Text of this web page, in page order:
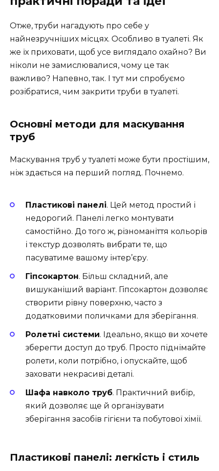
Отже, труби нагадують про себе у
найнезручніших місцях. Особливо в туалеті. Як
же їх приховати, щоб усе виглядало охайно? Ви
ніколи не замислювалися, чому це так
важливо? Напевно, так. І тут ми спробуємо
розібратися, чим закрити труби в туалеті.
Основні методи для маскування
труб
Маскування труб у туалеті може бути простішим,
ніж здається на перший погляд. Почнемо.
Пластикові панелі. Цей метод простий і
недорогий. Панелі легко монтувати
самостійно. До того ж, різноманіття кольорів
і текстур дозволять вибрати те, що
пасуватиме вашому інтер’єру.
Гіпсокартон. Більш складний, але
вишуканіший варіант. Гіпсокартон дозволяє
створити рівну поверхню, часто з
додатковими поличками для зберігання.
Ролетні системи. Ідеально, якщо ви хочете
зберегти доступ до труб. Просто піднімайте
ролети, коли потрібно, і опускайте, щоб
заховати некрасиві деталі.
Шафа навколо труб. Практичний вибір,
який дозволяє ще й організувати
зберігання засобів гігієни та побутової хімії.
Пластикові панелі: легкість і стиль